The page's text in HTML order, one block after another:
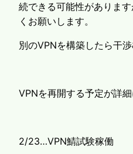
続できる可能性がありま
くお願いします。
別のVPNを構築したら干
VPNを再開する予定が詳
2/23…VPN鯖試験稼働